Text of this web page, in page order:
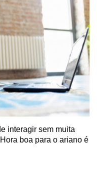
interagir sem muita
boa para o ariano é